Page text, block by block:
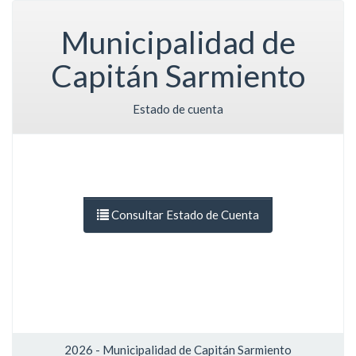
Municipalidad de
Capitán Sarmiento
Estado de cuenta
Consultar Estado de Cuenta
2026 - Municipalidad deCapitán Sarmiento